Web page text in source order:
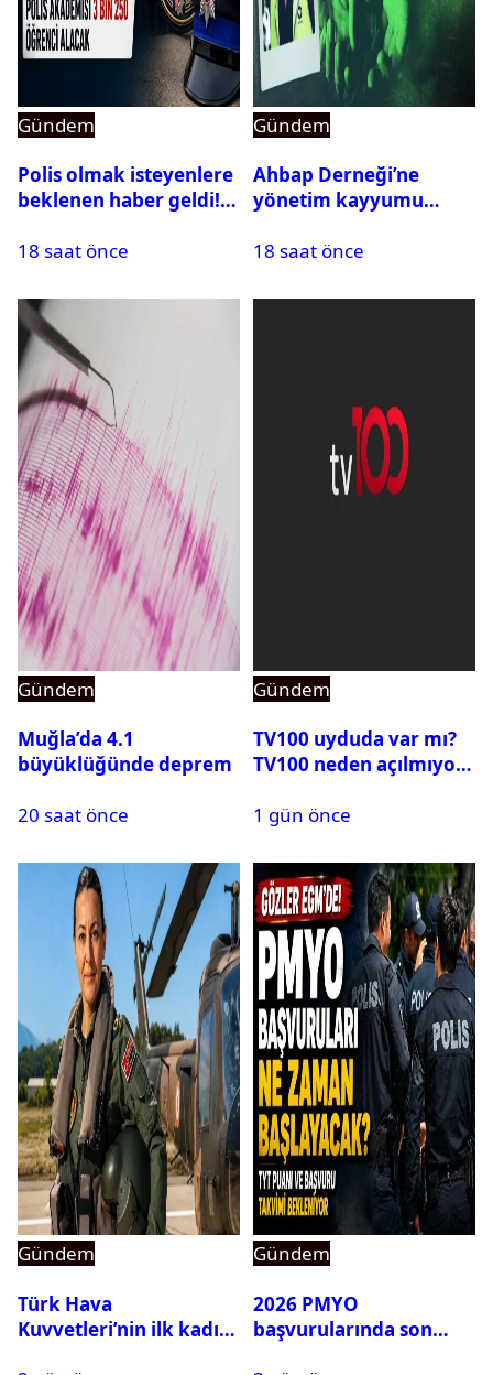
Gündem
Polis olmak isteyenlere
beklenen haber geldi!
18 saat önce
Gündem
Ahbap Derneği’ne
yönetim kayyumu
açıldı
18 saat önce
Gündem
Muğla’da 4.1
büyüklüğünde deprem
20 saat önce
Gündem
TV100 uyduda var mı?
TV100 neden açılmıyor?
1 gün önce
Gündem
Türk Hava
Kuvvetleri’nin ilk kadın
Gündem
2026 PMYO
başvurularında son